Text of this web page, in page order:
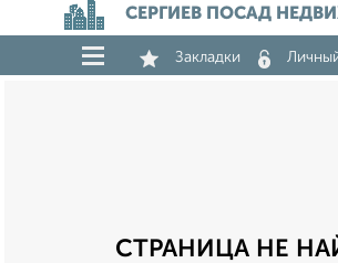
СЕРГИЕВ ПОСАД
Закладки
СТРАНИЦА НЕ